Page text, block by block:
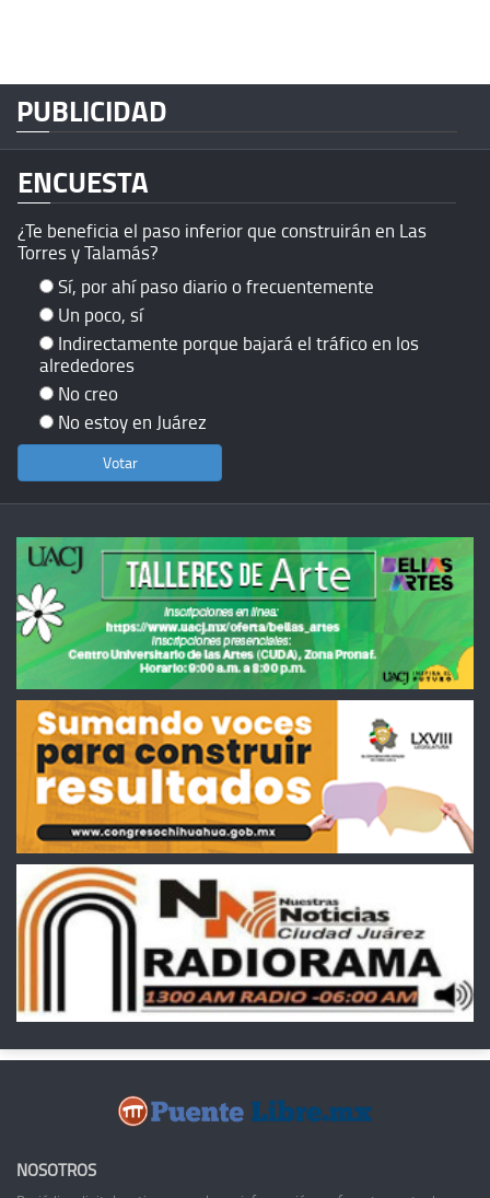
PUBLICIDAD
ENCUESTA
¿Te beneficia el paso inferior que construirán en Las
Torres y Talamás?
Sí, por ahí paso diario o frecuentemente
Un poco, sí
Indirectamente porque bajará el tráfico en los
alrededores
No creo
No estoy en Juárez
NOSOTROS